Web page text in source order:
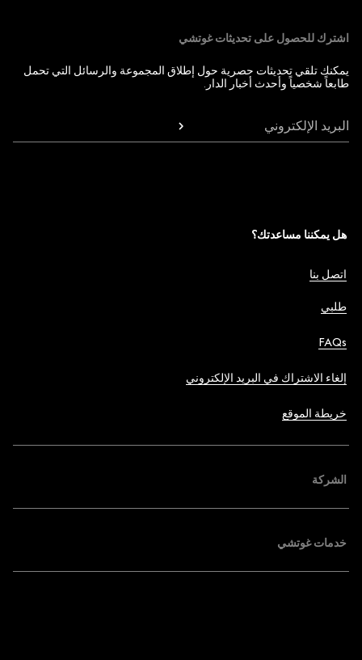
اشترك للحصول على تحديثات غوتشي
يمكنك تلقي تحديثات حصرية حول إطلاق المجموعة والرسائل التي تحمل
طابعاً شخصياً وأحدث أخبار الدار.
البريد الإلكتروني
هل يمكننا مساعدتك؟
اتصل بنا
طلبي
FAQs
إلغاء الاشتراك في البريد الإلكتروني
خريطة الموقع
الشركة
خدمات غوتشي